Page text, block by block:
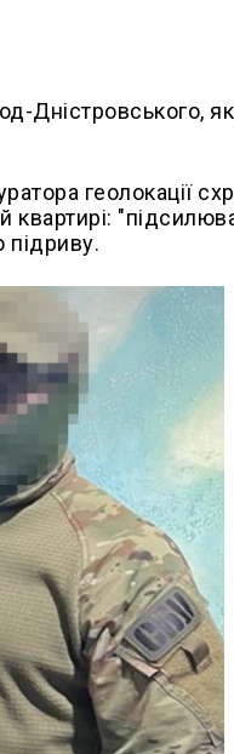
Дністровського,
геолокації
підриву.